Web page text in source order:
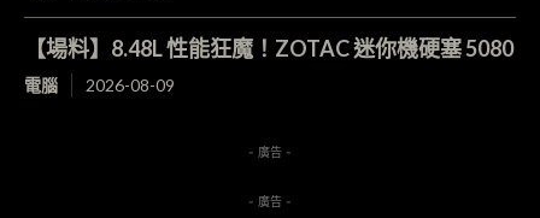
【場料】8.48L 性能狂魔！ZOTAC 迷你機硬塞 5080
電腦 2026-08-09
- 廣告 -
- 廣告 -